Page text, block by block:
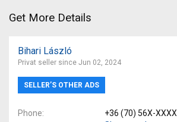
Get More Details
Bihari László
Privat seller since Jun 02, 2024
SELLER’S OTHER ADS
Phone
+36 (70) 56X-XXXX